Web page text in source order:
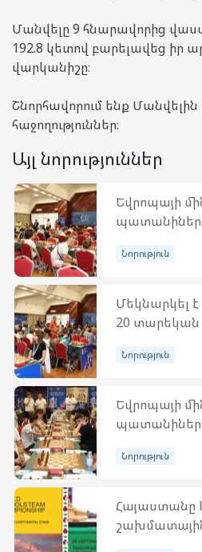
Մանվելը 9 հնարավորից
192.8 կետով բարելավեց
վարկանիշը։
Շնորհավորում ենք Մանվելին
հաջողություններ։
Այլ նորություններ
Եվրոպայի
Նորություն
Մեկնարկել
20
Նորություն
Եվրոպայի
Նորություն
Հայաստանը